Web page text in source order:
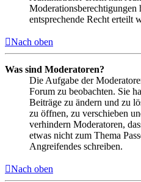
Moderationsberechtigungen
entsprechende Recht erteilt
Nach oben
Was sind Moderatoren?
Die Aufgabe der
Forum zu beobachten. Sie
Beiträge zu ändern und zu
zu öffnen, zu verschieben
verhindern Moderatoren,
etwas nicht zum Thema
Angreifendes schreiben.
Nach oben